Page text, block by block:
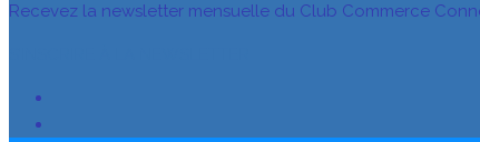
Recevez la newsletter mensuelle du Club Commerce